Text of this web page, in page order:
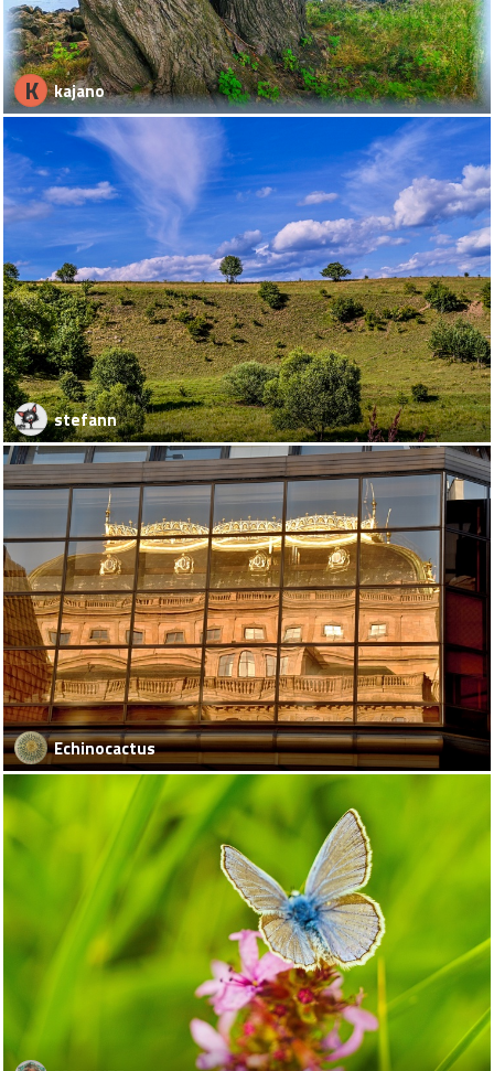
K kajano
stefann
Echinocactus